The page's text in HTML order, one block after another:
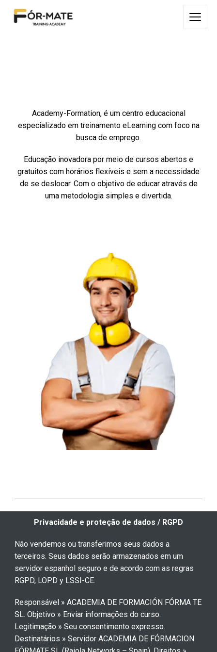
Academy-Formation, é um centro educacional
especializado em treinamento eLearning com foco na
busca de emprego.
Educação inovadora por meio de cursos abertos e
gratuitos com horários flexíveis e sem a necessidade
de se deslocar. Com o objetivo de educar através de
uma metodologia simples e divertida.
Privacidade e proteção de dados / RGPD
Não vendemos ou transferimos seus dados a
terceiros. Seus dados serão armazenados em um
servidor espanhol seguro e de acordo com as regras
RGPD, LOPD y LSSI-CE.
Responsável » ACADEMIA DE FORMACIÓN FÓRMA TE
SL. Objetivo » Enviar informações do curso.
Legitimação » Seu consentimento expresso.
Destinatários » Servidor ACADEMIA DE FÓRMACION